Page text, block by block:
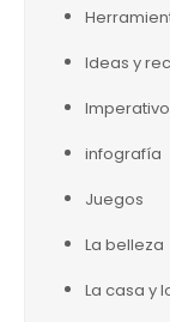
Ideas y
Imperativo
infografía
Juegos
La belleza
La casa y